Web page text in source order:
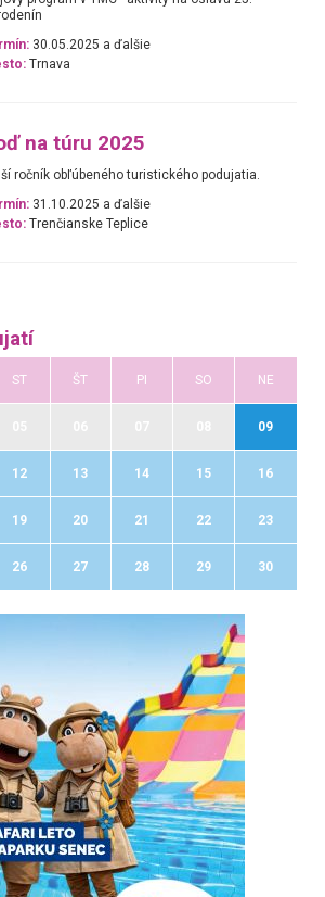
30.05.2025 a ďalšie
Trnava
na túru 2025
ročník obľúbeného turistického podujatia.
31.10.2025 a ďalšie
Trenčianske Teplice
ST ŠT PI SO NE
09
12 13 14 15 16
19 20 21 22 23
26 27 28 29 30